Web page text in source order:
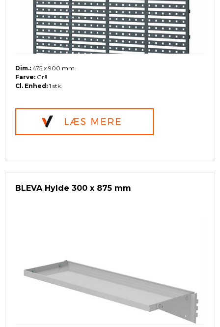
Dim.: 475 x 900 mm.
Farve: Grå
Cl. Enhed: 1 stk.
BLEVA Hylde 300 x 875 mm